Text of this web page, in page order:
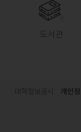
도서관
대학정보공시 개인